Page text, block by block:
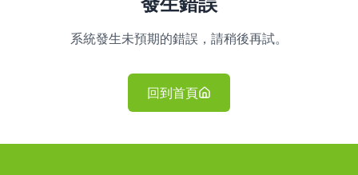
系統發生未預期的錯誤，請稍後再試。
回到首頁